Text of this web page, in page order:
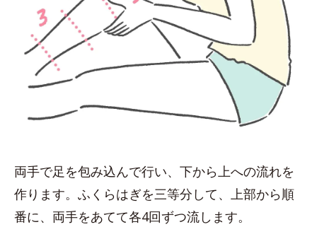
両手で足を包み込んで行い、下から上への流れを
作ります。ふくらはぎを三等分して、上部から順
番に、両手をあてて各4回ずつ流します。